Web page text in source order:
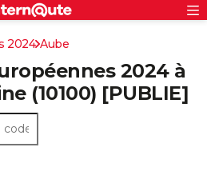
S'inscrire
Connexion
2024 Aube
2024 à
(10100) [PUBLIE]